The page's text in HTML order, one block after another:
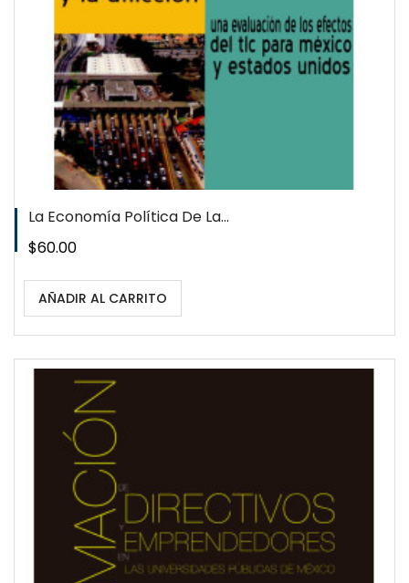
La Economía Política De La...
Precio
$60.00
AÑADIR AL CARRITO